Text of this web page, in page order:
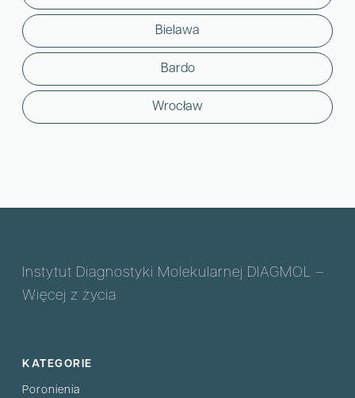
Bielawa
Bardo
Wrocław
Instytut Diagnostyki Molekularnej DIAGMOL –
Więcej z życia
KATEGORIE
Poronienia